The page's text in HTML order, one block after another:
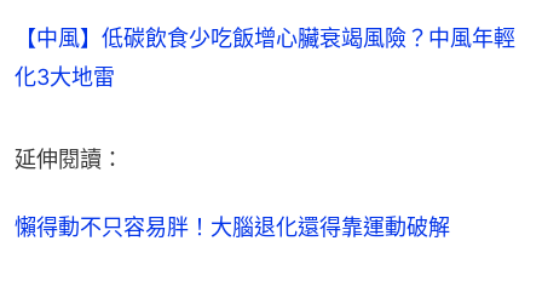
【中風】低碳飲食少吃飯增心臟衰竭風險？中風年輕
化3大地雷
延伸閱讀：
懶得動不只容易胖！大腦退化還得靠運動破解